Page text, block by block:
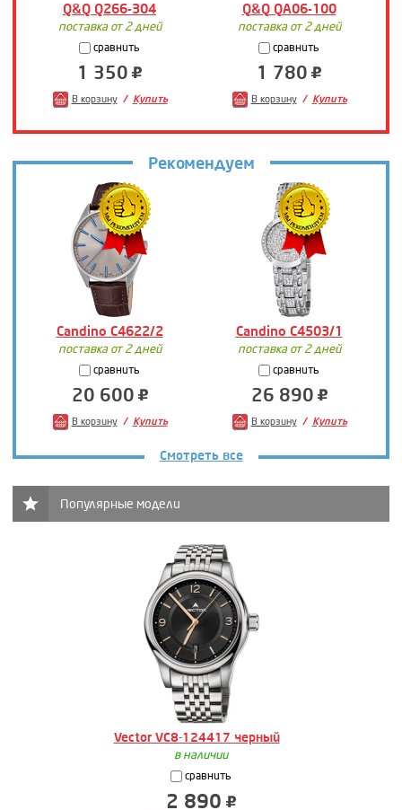
Q&Q Q266-304 Q&Q QA06-100
поставка от 2 дней
сравнить
1 350
В корзину Купить
поставка от 2 дней
сравнить
1 780
В корзину Купить
Рекомендуем
Candino C4622/2 Candino C4503/1
поставка от 2 дней
сравнить
20 600
В корзину Купить
поставка от 2 дней
сравнить
26 890
В корзину Купить
Смотреть все
Популярные модели
Vector VC8-124417 черный
в наличии
сравнить
2 890